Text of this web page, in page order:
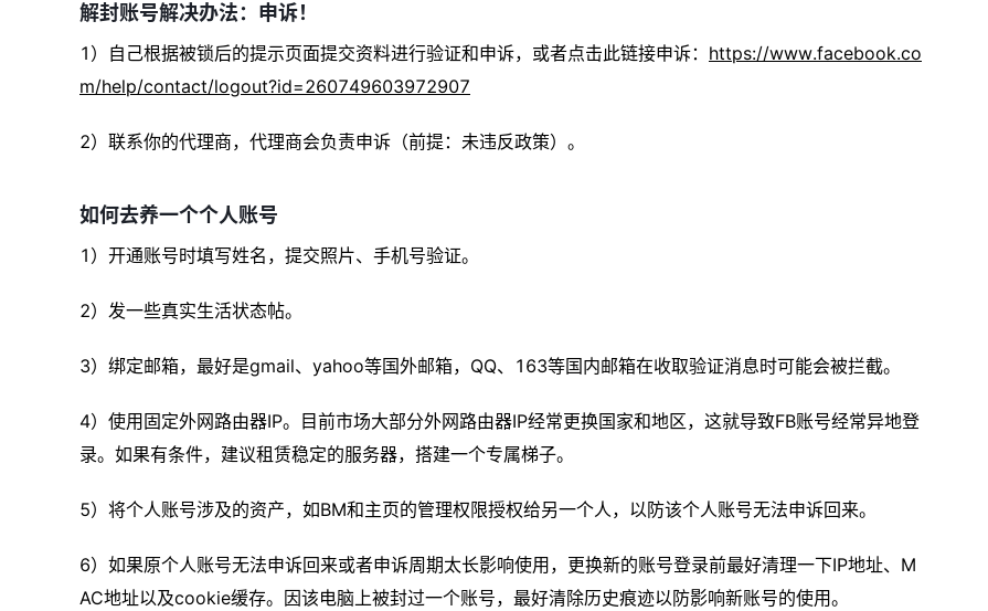
解封账号解决办法：申诉！
1）自己根据被锁后的提示页面提交资料进行验证和申诉，或者点击此链接申诉： https://www.facebook.co
m/help/contact/logout?id=260749603972907
2）联系你的代理商，代理商会负责申诉（前提：未违反政策）。
如何去养一个个人账号
1）开通账号时填写姓名，提交照片、手机号验证。
2）发一些真实生活状态帖。
3）绑定邮箱，最好是gmail、yahoo等国外邮箱，QQ、163等国内邮箱在收取验证消息时可能会被拦截。
4）使用固定外网路由器IP。目前市场大部分外网路由器IP经常更换国家和地区，这就导致FB账号经常异地登
录。如果有条件，建议租赁稳定的服务器，搭建一个专属梯子。
5）将个人账号涉及的资产，如BM和主页的管理权限授权给另一个人，以防该个人账号无法申诉回来。
6）如果原个人账号无法申诉回来或者申诉周期太长影响使用，更换新的账号登录前最好清理一下IP地址、M
AC地址以及cookie缓存。因该电脑上被封过一个账号，最好清除历史痕迹以防影响新账号的使用。